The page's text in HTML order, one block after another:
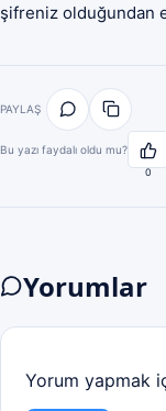
şifreniz olduğundan
PAYLAŞ
Bu yazı faydalı oldu mu?
0
Yorumlar
Yorum yapmak